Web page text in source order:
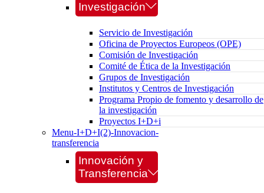
Investigación
Servicio de Investigación
Oficina de Proyectos Europeos (OPE)
Comisión de Investigación
Comité de Ética de la Investigación
Grupos de Investigación
Institutos y Centros de Investigación
Programa Propio de fomento y desarrollo de
la investigación
Proyectos I+D+i
Menu-I+D+I(2)-Innovacion-
transferencia
Innovación y
Transferencia